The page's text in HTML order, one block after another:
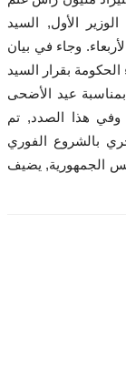
السيد
وجاء في بيان
بقرار السيد
عيد الأضحى
الصدد, تم
الفوري
يضيف